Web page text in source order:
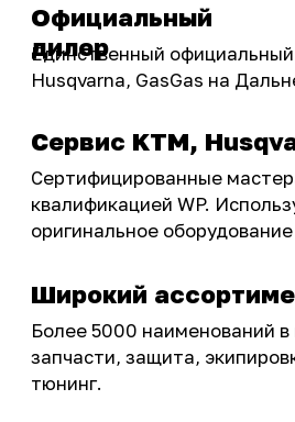
О НАС
Акции
Доставка
Возврат товаров
Оплата
Мотомагазин
ПОКУПАТЕЛЮ